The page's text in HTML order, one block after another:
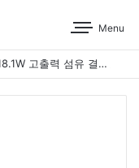
Menu
976/1210/1310/1550/1710nm 5-IN-1 18.1W 고출력 섬유 결합 레이저 운영 시연